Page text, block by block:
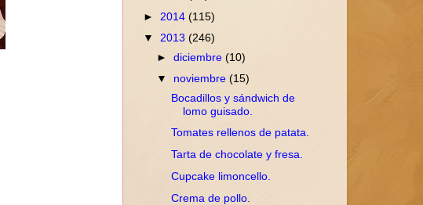
► 2014 (115)
▼ 2013 (246)
►diciembre(10)
▼ noviembre(15)
Bocadillos y sándwich de
lomo guisado.
Tomates rellenos de patata.
Tarta de chocolate y fresa.
Cupcake limoncello.
Crema de pollo.